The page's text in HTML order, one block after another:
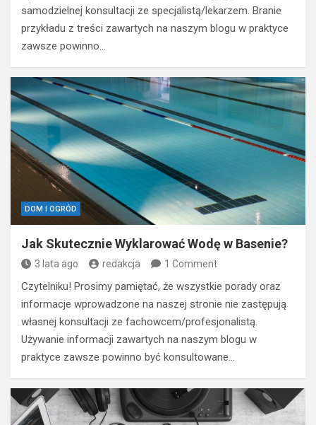
samodzielnej konsultacji ze specjalistą/lekarzem. Branie
przykładu z treści zawartych na naszym blogu w praktyce
zawsze powinno…
DOM I OGRÓD
Jak Skutecznie Wyklarować Wodę w Basenie?
3 lata ago redakcja 1 Comment
Czytelniku! Prosimy pamiętać, że wszystkie porady oraz
informacje wprowadzone na naszej stronie nie zastępują
własnej konsultacji ze fachowcem/profesjonalistą.
Używanie informacji zawartych na naszym blogu w
praktyce zawsze powinno być konsultowane…